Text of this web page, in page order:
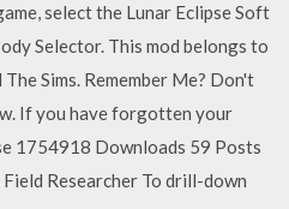
select the Lunar Eclipse Soft
Selector. This mod belongs to
Sims. Remember Me? Don't
If you have forgotten your
1754918 Downloads 59 Posts
Researcher To drill-down